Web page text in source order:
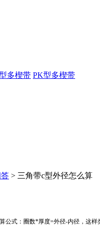
多楔带 PK型多楔带
> 三角带c型外径怎么算
公式：圈数*厚度=外径-内径，这样